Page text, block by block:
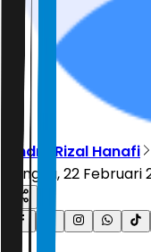
Andre Rizal Hanafi
Minggu, 22 Februari